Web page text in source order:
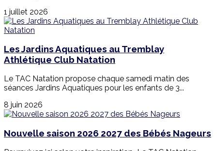
1 juillet 2026
Les Jardins Aquatiques au Tremblay
Athlétique Club Natation
Le TAC Natation propose chaque samedi matin des
séances Jardins Aquatiques pour les enfants de 3...
8 juin 2026
Nouvelle saison 2026 2027 des Bébés Nageurs